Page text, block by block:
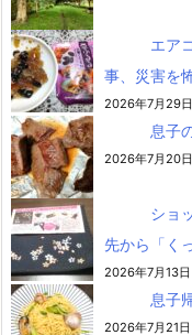
エア
事、災害を
2026年7月29
息子
2026年7月20
ショ
先から「く
2026年7月13
息子
2026年7月21